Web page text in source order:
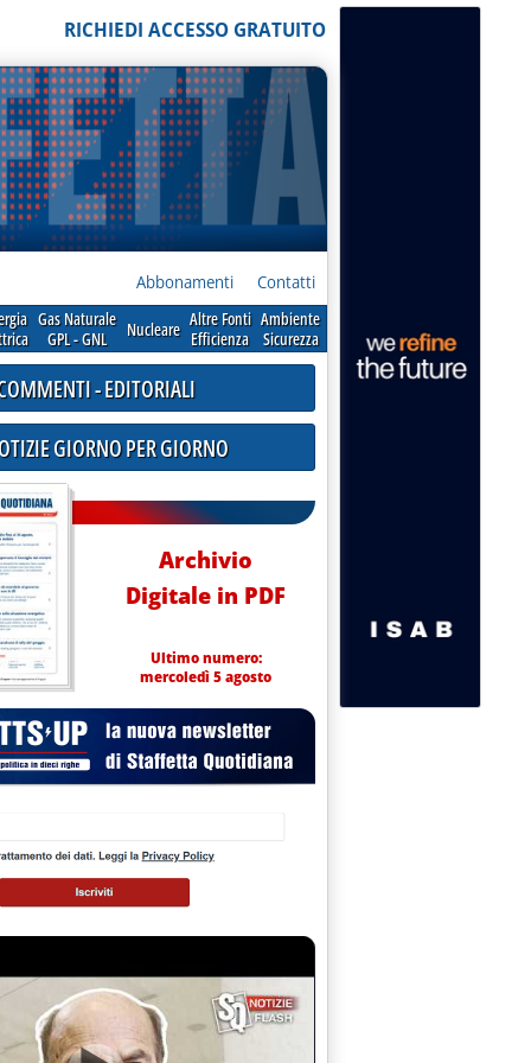
RICHIEDI ACCESSO GRATUITO
Abbonamenti Contatti
Gas Naturale
GPL - GNL
Nucleare Altre Fonti
Efficienza
Ambiente
Sicurezza
- EDITORIALI
GIORNO PER GIORNO
Archivio
Digitale in PDF
Ultimo numero:
mercoledì 5 agosto